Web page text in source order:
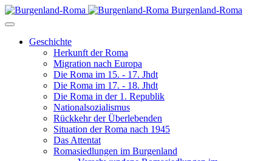
Burgenland-Roma
Geschichte
Herkunft der Roma
Migration nach Europa
Die Roma im 15. - 17. Jhdt
Die Roma im 17. - 18. Jhdt
Die Roma in der 1. Republik
Nationalsozialismus
Rückkehr der Überlebenden
Situation der Roma nach 1945
Das Attentat
Romasiedlungen im Burgenland